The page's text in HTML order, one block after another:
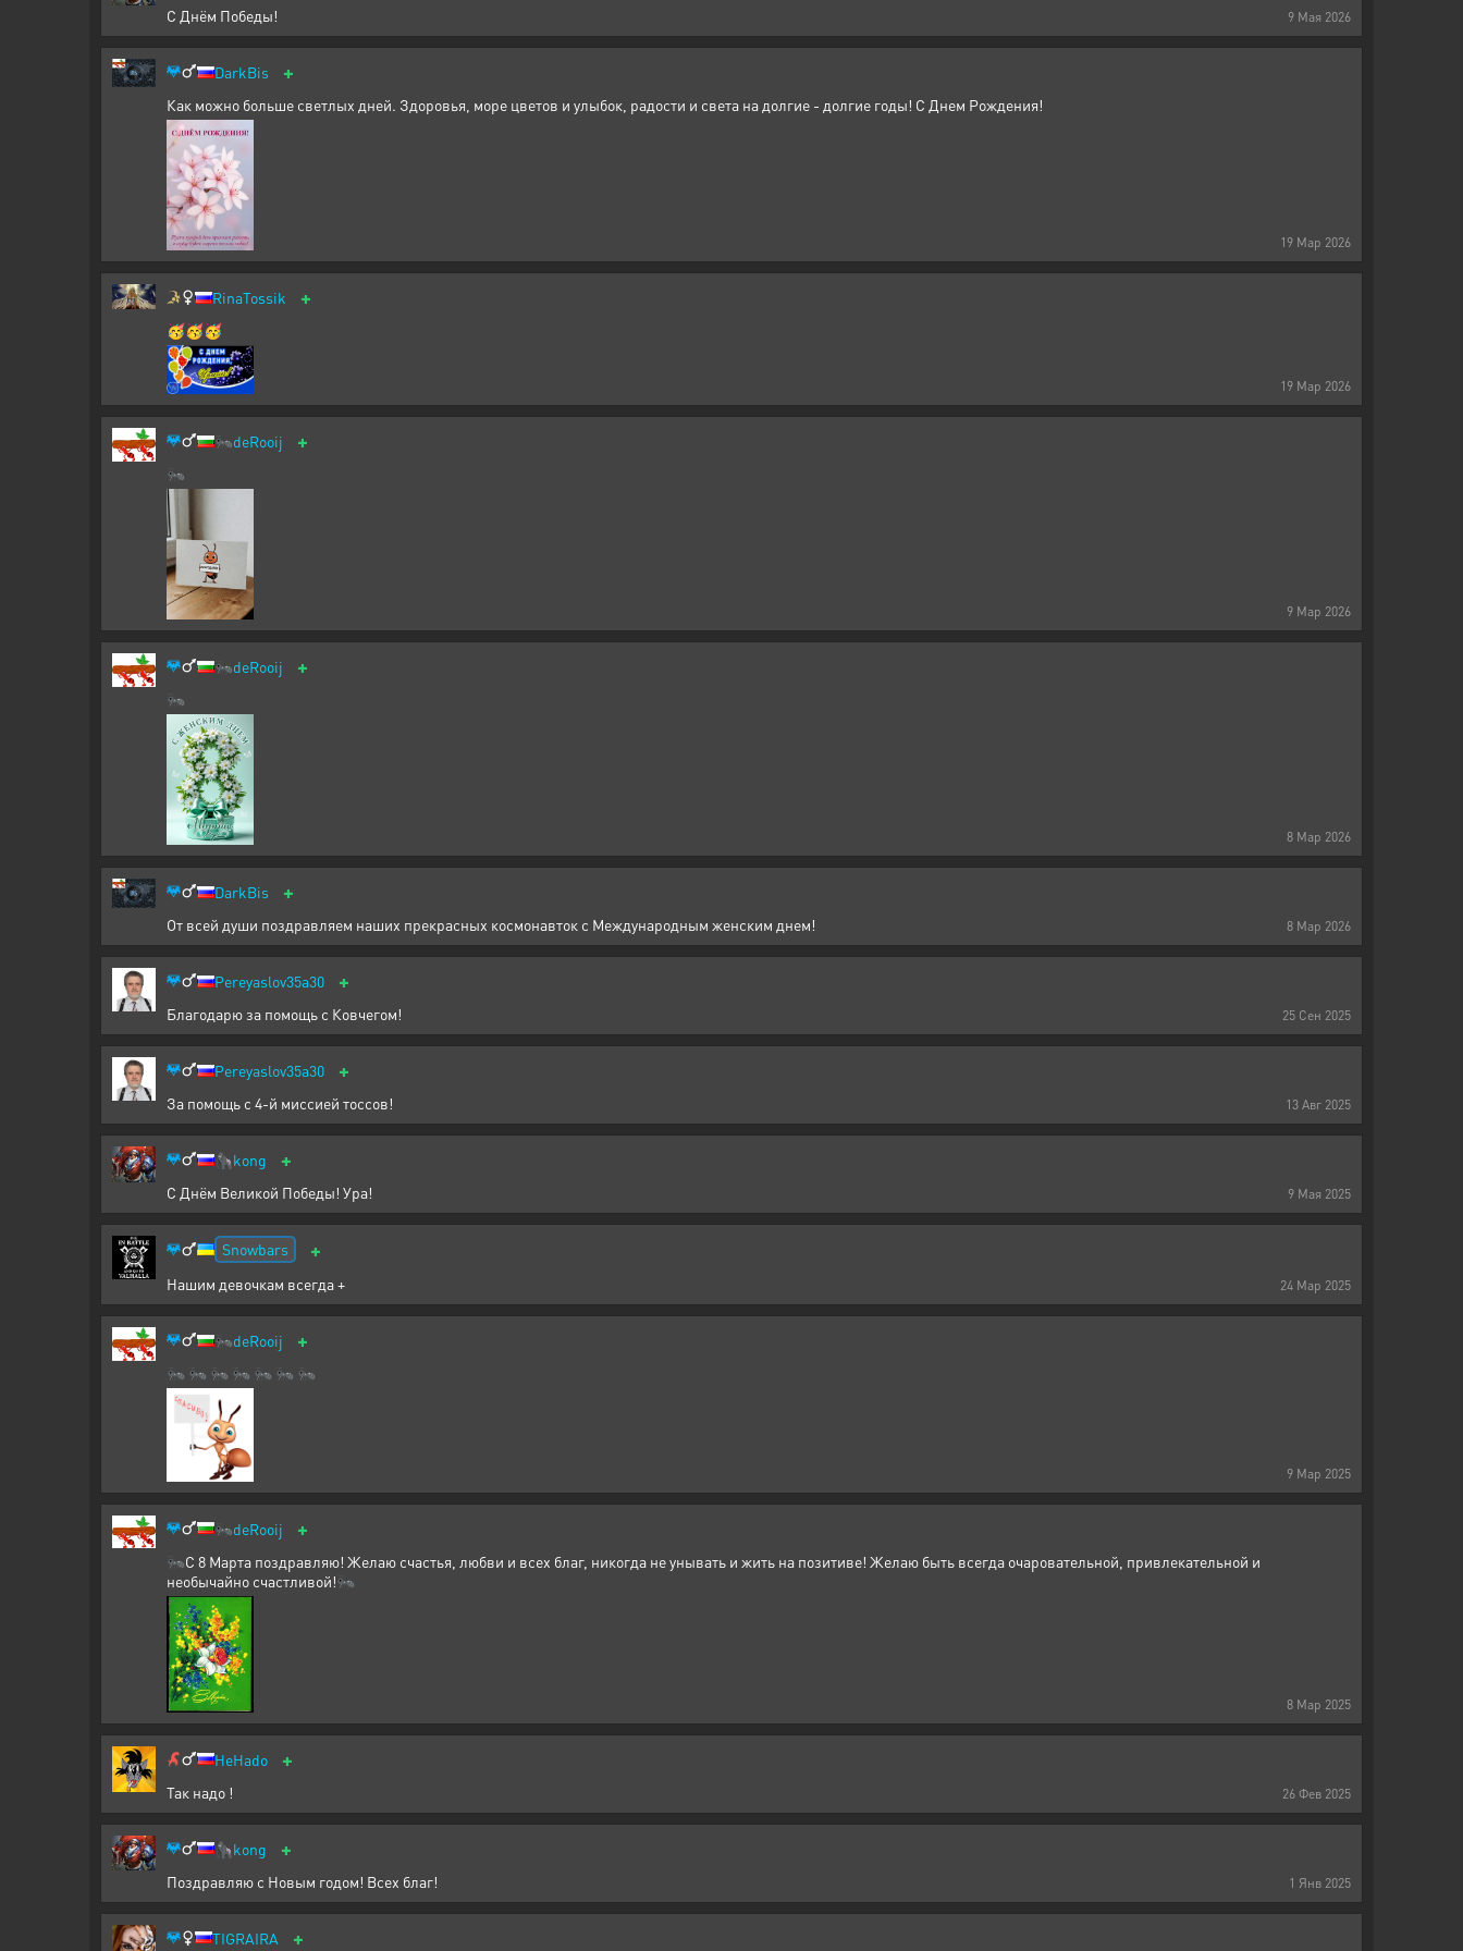
9 Мая 2026
С Днём Победы!
19 Мар 2026
DarkBis +
Как можно больше светлых дней. Здоровья, море цветов и улыбок, радости и света на долгие - долгие годы! С Днем Рождения!
19 Мар 2026
RinaTossik +
🥳🥳🥳
9 Мар 2026
🐜deRooij +
🐜
8 Мар 2026
🐜deRooij +
🐜
8 Мар 2026
DarkBis +
От всей души поздравляем наших прекрасных космонавток с Международным женским днем!
25 Сен 2025
Pereyaslov35a30 +
Благодарю за помощь с Ковчегом!
13 Авг 2025
Pereyaslov35a30 +
За помощь с 4-й миссией тоссов!
9 Мая 2025
🦍kong +
С Днём Великой Победы! Ура!
24 Мар 2025
Snowbars +
Нашим девочкам всегда +
9 Мар 2025
🐜deRooij +
🐜 🐜 🐜 🐜 🐜 🐜 🐜
8 Мар 2025
🐜deRooij +
🐜С 8 Марта поздравляю! Желаю счастья, любви и всех благ, никогда не унывать и жить на позитиве! Желаю быть всегда очаровательной, привлекательной и
необычайно счастливой!🐜
26 Фев 2025
HeHado +
Так надо !
1 Янв 2025
🦍kong +
Поздравляю с Новым годом! Всех благ!
TIGRAIRA +